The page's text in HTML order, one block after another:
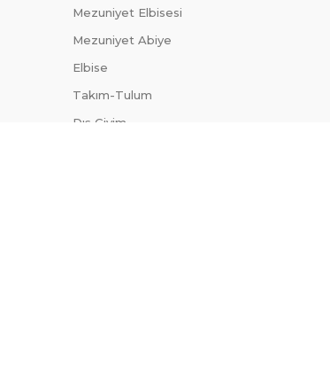
Mezuniyet Elbisesi
Mezuniyet Abiye
Elbise
Takım-Tulum
Dış Giyim